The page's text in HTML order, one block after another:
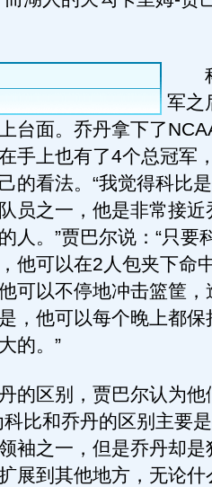
科
军之
台面。乔丹拿下了
手上也有了4个总冠军
的看法。“我觉得科比
员之一，他是非常接近
人。”贾巴尔说：“只要
他可以在2人包夹下命
可以不停地冲击篮筐，
，他可以每个晚上都保
的。”
区别，贾巴尔认为他
比和乔丹的区别主要
袖之一，但是乔丹却是
展到其他地方，无论什